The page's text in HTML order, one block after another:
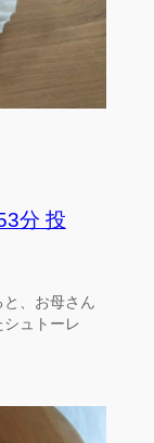
分 投
、お母さん
ュトーレ